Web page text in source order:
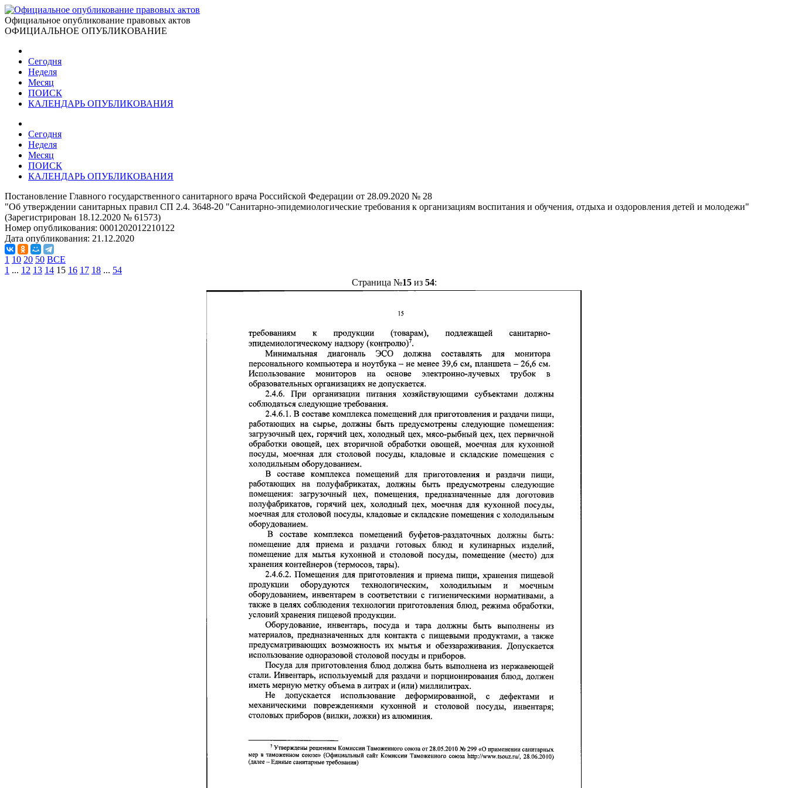
Официальное опубликование правовых актов
ОФИЦИАЛЬНОЕ ОПУБЛИКОВАНИЕ
Сегодня
Неделя
Месяц
ПОИСК
КАЛЕНДАРЬ ОПУБЛИКОВАНИЯ
Сегодня
Неделя
Месяц
ПОИСК
КАЛЕНДАРЬ ОПУБЛИКОВАНИЯ
Постановление Главного государственного санитарного врача Российской Федерации от 28.09.2020 № 28
"Об утверждении санитарных правил СП 2.4. 3648-20 "Санитарно-эпидемиологические требования к организациям воспитания и обучения, отдыха и оздоровления детей и молодежи"
(Зарегистрирован 18.12.2020 № 61573)
Номер опубликования: 0001202012210122
Дата опубликования: 21.12.2020
1 10 20 50 ВСЕ
1 ... 12 13 14 15 16 17 18 ... 54
Страница №15из 54: